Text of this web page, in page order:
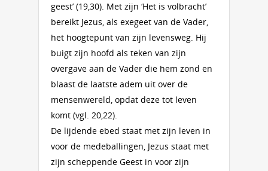
geest’ (19,30). Met zijn ‘Het is volbracht’
bereikt Jezus, als exegeet van de Vader,
het hoogtepunt van zijn levensweg. Hij
buigt zijn hoofd als teken van zijn
overgave aan de Vader die hem zond en
blaast de laatste adem uit over de
mensenwereld, opdat deze tot leven
komt (vgl. 20,22).
De lijdende ebed staat met zijn leven in
voor de medeballingen, Jezus staat met
zijn scheppende Geest in voor zijn